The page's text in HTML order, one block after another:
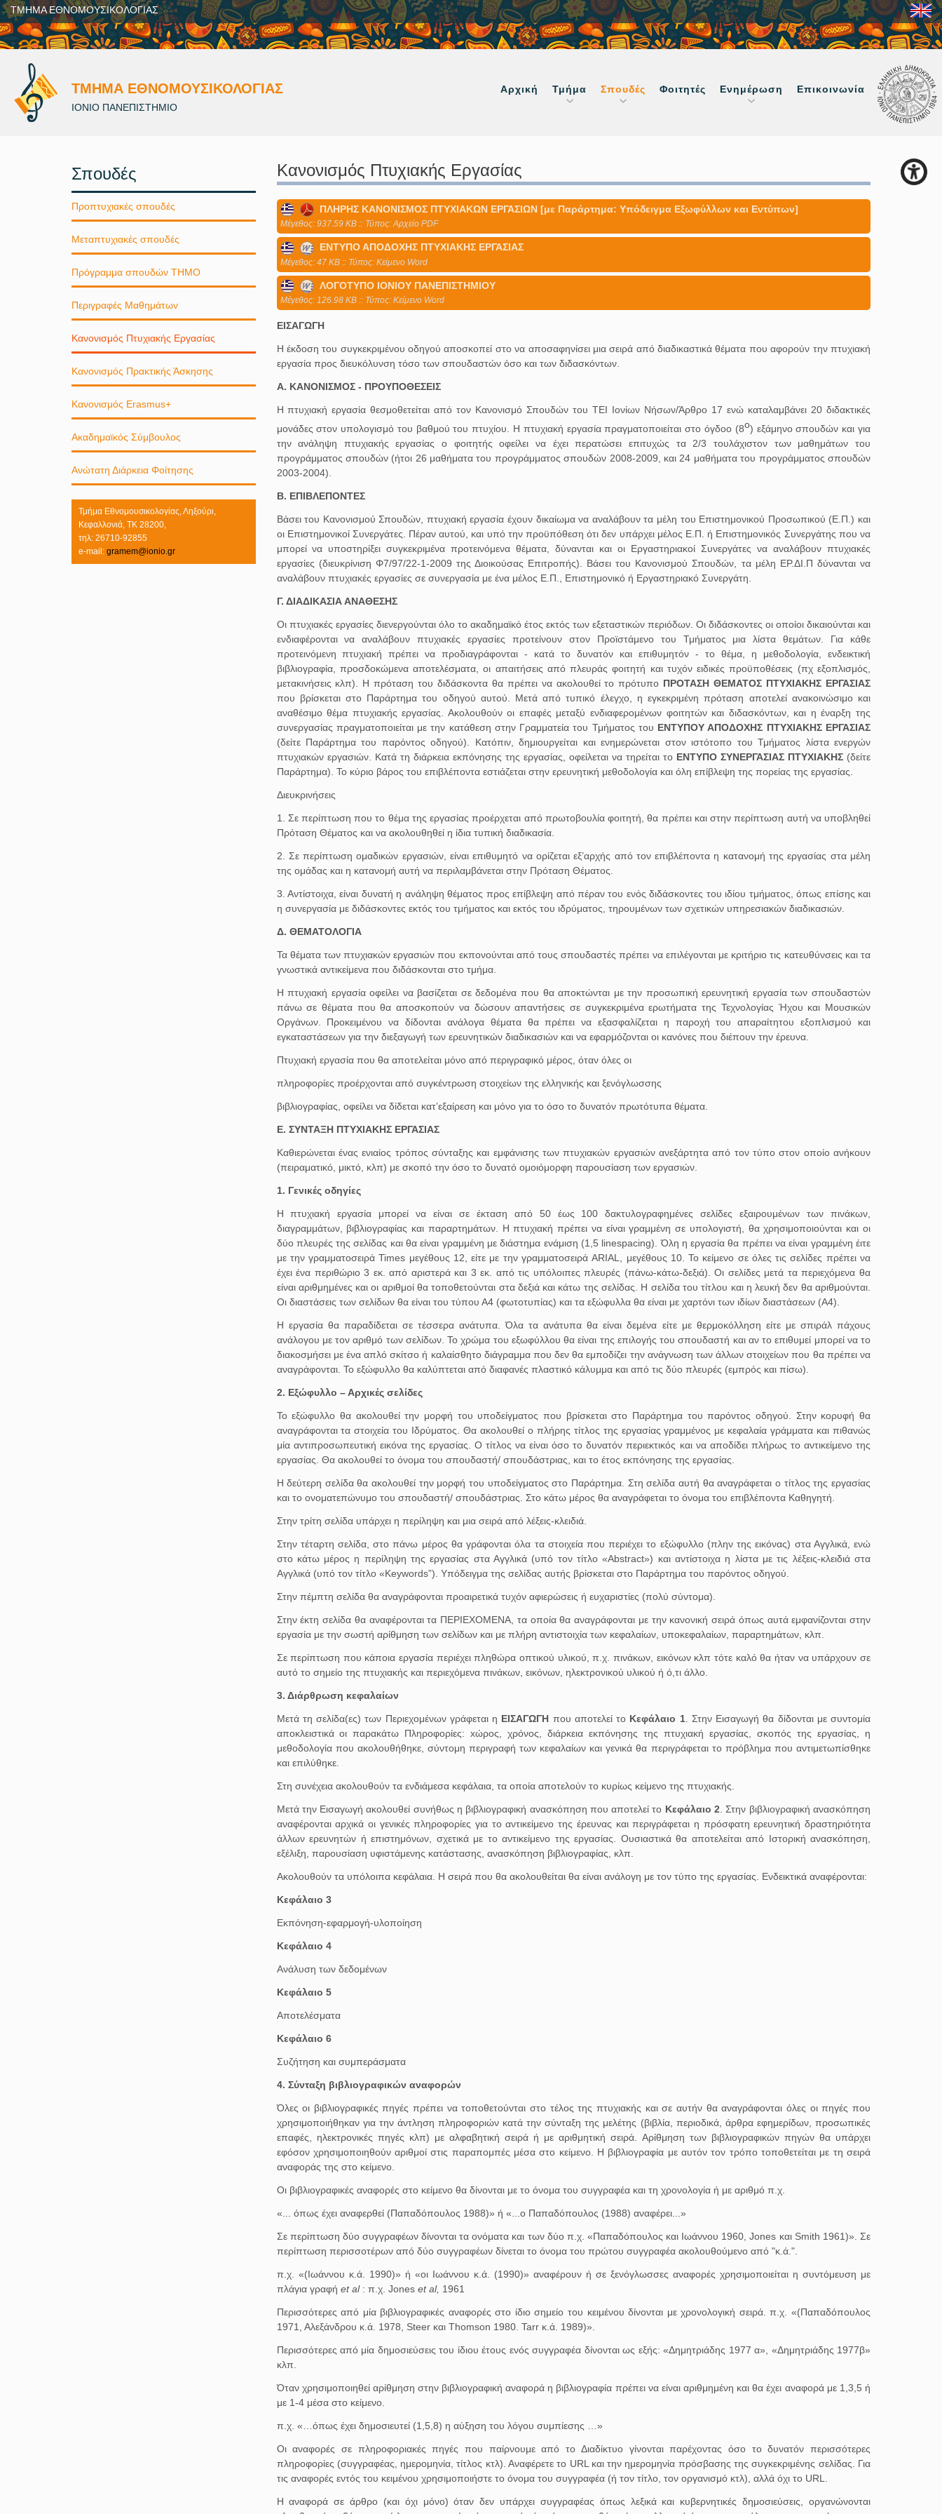
ΤΜΗΜΑ ΕΘΝΟΜΟΥΣΙΚΟΛΟΓΙΑΣ
ΤΜΗΜΑ ΕΘΝΟΜΟΥΣΙΚΟΛΟΓΙΑΣ
ΙΟΝΙΟ ΠΑΝΕΠΙΣΤΗΜΙΟ
Αρχική Τμήμα Σπουδές Φοιτητές Ενημέρωση Επικοινωνία
Κανονισμός Πτυχιακής Εργασίας
ΠΛΗΡΗΣ ΚΑΝΟΝΙΣΜΟΣ ΠΤΥΧΙΑΚΩΝ ΕΡΓΑΣΙΩΝ [με Παράρτημα: Υπόδειγμα Εξωφύλλων και Εντύπων]
Mέγεθος: 937.59 KB :: Τύπος: Αρχείο PDF
ΕΝΤΥΠΟ ΑΠΟΔΟΧΗΣ ΠΤΥΧΙΑΚΗΣ ΕΡΓΑΣΙΑΣ
Mέγεθος: 47 KB :: Τύπος: Kείμενο Word
ΛΟΓΟΤΥΠΟ ΙΟΝΙΟΥ ΠΑΝΕΠΙΣΤΗΜΙΟΥ
Mέγεθος: 126.98 KB :: Τύπος: Kείμενο Word
ΕΙΣΑΓΩΓΗ
Η έκδοση του συγκεκριμένου οδηγού αποσκοπεί στο να αποσαφηνίσει μια σειρά από διαδικαστικά θέματα που αφορούν την πτυχιακή
εργασία προς διευκόλυνση τόσο των σπουδαστών όσο και των διδασκόντων.
Α. ΚΑΝΟΝΙΣΜΟΣ - ΠΡΟΥΠΟΘΕΣΕΙΣ
Η πτυχιακή εργασία θεσμοθετείται από τον Κανονισμό Σπουδών του ΤΕΙ Ιονίων Νήσων/Άρθρο 17 ενώ καταλαμβάνει 20 διδακτικές
μονάδες στον υπολογισμό του βαθμού του πτυχίου. Η πτυχιακή εργασία πραγματοποιείται στο όγδοο (8ο) εξάμηνο σπουδών και για
την ανάληψη πτυχιακής εργασίας ο φοιτητής οφείλει να έχει περατώσει επιτυχώς τα 2/3 τουλάχιστον των μαθημάτων του
προγράμματος σπουδών (ήτοι 26 μαθήματα του προγράμματος σπουδών 2008-2009, και 24 μαθήματα του προγράμματος σπουδών
2003-2004).
Β. ΕΠΙΒΛΕΠΟΝΤΕΣ
Βάσει του Κανονισμού Σπουδών, πτυχιακή εργασία έχουν δικαίωμα να αναλάβουν τα μέλη του Επιστημονικού Προσωπικού (Ε.Π.) και
οι Επιστημονικοί Συνεργάτες. Πέραν αυτού, και υπό την προϋπόθεση ότι δεν υπάρχει μέλος Ε.Π. ή Επιστημονικός Συνεργάτης που να
μπορεί να υποστηρίξει συγκεκριμένα προτεινόμενα θέματα, δύνανται και οι Εργαστηριακοί Συνεργάτες να αναλάβουν πτυχιακές
εργασίες (διευκρίνιση Φ7/97/22-1-2009 της Διοικούσας Επιτροπής). Βάσει του Κανονισμού Σπουδών, τα μέλη ΕΡ.ΔΙ.Π δύνανται να
αναλάβουν πτυχιακές εργασίες σε συνεργασία με ένα μέλος Ε.Π., Επιστημονικό ή Εργαστηριακό Συνεργάτη.
Γ. ΔΙΑΔΙΚΑΣΙΑ ΑΝΑΘΕΣΗΣ
Οι πτυχιακές εργασίες διενεργούνται όλο το ακαδημαϊκό έτος εκτός των εξεταστικών περιόδων. Οι διδάσκοντες οι οποίοι δικαιούνται και
ενδιαφέρονται να αναλάβουν πτυχιακές εργασίες προτείνουν στον Προϊστάμενο του Τμήματος μια λίστα θεμάτων. Για κάθε
προτεινόμενη πτυχιακή πρέπει να προδιαγράφονται - κατά το δυνατόν και επιθυμητόν - το θέμα, η μεθοδολογία, ενδεικτική
βιβλιογραφία, προσδοκώμενα αποτελέσματα, οι απαιτήσεις από πλευράς φοιτητή και τυχόν ειδικές προϋποθέσεις (πχ εξοπλισμός,
μετακινήσεις κλπ). Η πρόταση του διδάσκοντα θα πρέπει να ακολουθεί το πρότυπο ΠΡΟΤΑΣΗ ΘΕΜΑΤΟΣ ΠΤΥΧΙΑΚΗΣ ΕΡΓΑΣΙΑΣ
που βρίσκεται στο Παράρτημα του οδηγού αυτού. Μετά από τυπικό έλεγχο, η εγκεκριμένη πρόταση αποτελεί ανακοινώσιμο και
αναθέσιμο θέμα πτυχιακής εργασίας. Ακολουθούν οι επαφές μεταξύ ενδιαφερομένων φοιτητών και διδασκόντων, και η έναρξη της
συνεργασίας πραγματοποιείται με την κατάθεση στην Γραμματεία του Τμήματος του ΕΝΤΥΠΟΥ ΑΠΟΔΟΧΗΣ ΠΤΥΧΙΑΚΗΣ ΕΡΓΑΣΙΑΣ
(δείτε Παράρτημα του παρόντος οδηγού). Κατόπιν, δημιουργείται και ενημερώνεται στον ιστότοπο του Τμήματος λίστα ενεργών
πτυχιακών εργασιών. Κατά τη διάρκεια εκπόνησης της εργασίας, οφείλεται να τηρείται το ΕΝΤΥΠΟ ΣΥΝΕΡΓΑΣΙΑΣ ΠΤΥΧΙΑΚΗΣ (δείτε
Παράρτημα). Το κύριο βάρος του επιβλέποντα εστιάζεται στην ερευνητική μεθοδολογία και όλη επίβλεψη της πορείας της εργασίας.
Διευκρινήσεις
1. Σε περίπτωση που το θέμα της εργασίας προέρχεται από πρωτοβουλία φοιτητή, θα πρέπει και στην περίπτωση αυτή να υποβληθεί
Πρόταση Θέματος και να ακολουθηθεί η ίδια τυπική διαδικασία.
2. Σε περίπτωση ομαδικών εργασιών, είναι επιθυμητό να ορίζεται εξ’αρχής από τον επιβλέποντα η κατανομή της εργασίας στα μέλη
της ομάδας και η κατανομή αυτή να περιλαμβάνεται στην Πρόταση Θέματος.
3. Αντίστοιχα, είναι δυνατή η ανάληψη θέματος προς επίβλεψη από πέραν του ενός διδάσκοντες του ιδίου τμήματος, όπως επίσης και
η συνεργασία με διδάσκοντες εκτός του τμήματος και εκτός του ιδρύματος, τηρουμένων των σχετικών υπηρεσιακών διαδικασιών.
Δ. ΘΕΜΑΤΟΛΟΓΙΑ
Τα θέματα των πτυχιακών εργασιών που εκπονούνται από τους σπουδαστές πρέπει να επιλέγονται με κριτήριο τις κατευθύνσεις και τα
γνωστικά αντικείμενα που διδάσκονται στο τμήμα.
Η πτυχιακή εργασία οφείλει να βασίζεται σε δεδομένα που θα αποκτώνται με την προσωπική ερευνητική εργασία των σπουδαστών
πάνω σε θέματα που θα αποσκοπούν να δώσουν απαντήσεις σε συγκεκριμένα ερωτήματα της Τεχνολογίας Ήχου και Μουσικών
Οργάνων. Προκειμένου να δίδονται ανάλογα θέματα θα πρέπει να εξασφαλίζεται η παροχή του απαραίτητου εξοπλισμού και
εγκαταστάσεων για την διεξαγωγή των ερευνητικών διαδικασιών και να εφαρμόζονται οι κανόνες που διέπουν την έρευνα.
Πτυχιακή εργασία που θα αποτελείται μόνο από περιγραφικό μέρος, όταν όλες οι
πληροφορίες προέρχονται από συγκέντρωση στοιχείων της ελληνικής και ξενόγλωσσης
βιβλιογραφίας, οφείλει να δίδεται κατ’εξαίρεση και μόνο για το όσο το δυνατόν πρωτότυπα θέματα.
Ε. ΣΥΝΤΑΞΗ ΠΤΥΧΙΑΚΗΣ ΕΡΓΑΣΙΑΣ
Καθιερώνεται ένας ενιαίος τρόπος σύνταξης και εμφάνισης των πτυχιακών εργασιών ανεξάρτητα από τον τύπο στον οποίο ανήκουν
(πειραματικό, μικτό, κλπ) με σκοπό την όσο το δυνατό ομοιόμορφη παρουσίαση των εργασιών.
1. Γενικές οδηγίες
Η πτυχιακή εργασία μπορεί να είναι σε έκταση από 50 έως 100 δακτυλογραφημένες σελίδες εξαιρουμένων των πινάκων,
διαγραμμάτων, βιβλιογραφίας και παραρτημάτων. Η πτυχιακή πρέπει να είναι γραμμένη σε υπολογιστή, θα χρησιμοποιούνται και οι
δύο πλευρές της σελίδας και θα είναι γραμμένη με διάστημα ενάμιση (1,5 linespacing). Όλη η εργασία θα πρέπει να είναι γραμμένη έιτε
με την γραμματοσειρά Times μεγέθους 12, είτε με την γραμματοσειρά ARIAL, μεγέθους 10. Το κείμενο σε όλες τις σελίδες πρέπει να
έχει ένα περιθώριο 3 εκ. από αριστερά και 3 εκ. από τις υπόλοιπες πλευρές (πάνω-κάτω-δεξιά). Οι σελίδες μετά τα περιεχόμενα θα
είναι αριθμημένες και οι αριθμοί θα τοποθετούνται στα δεξιά και κάτω της σελίδας. Η σελίδα του τίτλου και η λευκή δεν θα αριθμούνται.
Οι διαστάσεις των σελίδων θα είναι του τύπου Α4 (φωτοτυπίας) και τα εξώφυλλα θα είναι με χαρτόνι των ιδίων διαστάσεων (Α4).
Η εργασία θα παραδίδεται σε τέσσερα ανάτυπα. Όλα τα ανάτυπα θα είναι δεμένα είτε με θερμοκόλληση είτε με σπιράλ πάχους
ανάλογου με τον αριθμό των σελίδων. Το χρώμα του εξωφύλλου θα είναι της επιλογής του σπουδαστή και αν το επιθυμεί μπορεί να το
διακοσμήσει με ένα απλό σκίτσο ή καλαίσθητο διάγραμμα που δεν θα εμποδίζει την ανάγνωση των άλλων στοιχείων που θα πρέπει να
αναγράφονται. Το εξώφυλλο θα καλύπτεται από διαφανές πλαστικό κάλυμμα και από τις δύο πλευρές (εμπρός και πίσω).
2. Εξώφυλλο – Αρχικές σελίδες
Το εξώφυλλο θα ακολουθεί την μορφή του υποδείγματος που βρίσκεται στο Παράρτημα του παρόντος οδηγού. Στην κορυφή θα
αναγράφονται τα στοιχεία του Ιδρύματος. Θα ακολουθεί ο πλήρης τίτλος της εργασίας γραμμένος με κεφαλαία γράμματα και πιθανώς
μία αντιπροσωπευτική εικόνα της εργασίας. Ο τίτλος να είναι όσο το δυνατόν περιεκτικός και να αποδίδει πλήρως το αντικείμενο της
εργασίας. Θα ακολουθεί το όνομα του σπουδαστή/ σπουδάστριας, και το έτος εκπόνησης της εργασίας.
Η δεύτερη σελίδα θα ακολουθεί την μορφή του υποδείγματος στο Παράρτημα. Στη σελίδα αυτή θα αναγράφεται ο τίτλος της εργασίας
και το ονοματεπώνυμο του σπουδαστή/ σπουδάστριας. Στο κάτω μέρος θα αναγράφεται το όνομα του επιβλέποντα Καθηγητή.
Στην τρίτη σελίδα υπάρχει η περίληψη και μια σειρά από λέξεις-κλειδιά.
Στην τέταρτη σελίδα, στο πάνω μέρος θα γράφονται όλα τα στοιχεία που περιέχει το εξώφυλλο (πλην της εικόνας) στα Αγγλικά, ενώ
στο κάτω μέρος η περίληψη της εργασίας στα Αγγλικά (υπό τον τίτλο «Αbstract») και αντίστοιχα η λίστα με τις λέξεις-κλειδιά στα
Αγγλικά (υπό τον τίτλο «Keywords”). Υπόδειγμα της σελίδας αυτής βρίσκεται στο Παράρτημα του παρόντος οδηγού.
Στην πέμπτη σελίδα θα αναγράφονται προαιρετικά τυχόν αφιερώσεις ή ευχαριστίες (πολύ σύντομα).
Στην έκτη σελίδα θα αναφέρονται τα ΠΕΡΙΕΧΟΜΕΝΑ, τα οποία θα αναγράφονται με την κανονική σειρά όπως αυτά εμφανίζονται στην
εργασία με την σωστή αρίθμηση των σελίδων και με πλήρη αντιστοιχία των κεφαλαίων, υποκεφαλαίων, παραρτημάτων, κλπ.
Σε περίπτωση που κάποια εργασία περιέχει πληθώρα οπτικού υλικού, π.χ. πινάκων, εικόνων κλπ τότε καλό θα ήταν να υπάρχουν σε
αυτό το σημείο της πτυχιακής και περιεχόμενα πινάκων, εικόνων, ηλεκτρονικού υλικού ή ό,τι άλλο.
3. Διάρθρωση κεφαλαίων
Μετά τη σελίδα(ες) των Περιεχομένων γράφεται η ΕΙΣΑΓΩΓΗ που αποτελεί το Κεφάλαιο 1. Στην Εισαγωγή θα δίδονται με συντομία
αποκλειστικά οι παρακάτω Πληροφορίες: xώρος, χρόνος, διάρκεια εκπόνησης της πτυχιακή εργασίας, σκοπός της εργασίας, η
μεθοδολογία που ακολουθήθηκε, σύντομη περιγραφή των κεφαλαίων και γενικά θα περιγράφεται το πρόβλημα που αντιμετωπίσθηκε
και επιλύθηκε.
Στη συνέχεια ακολουθούν τα ενδιάμεσα κεφάλαια, τα οποία αποτελούν το κυρίως κείμενο της πτυχιακής.
Μετά την Εισαγωγή ακολουθεί συνήθως η βιβλιογραφική ανασκόπηση που αποτελεί το Κεφάλαιο 2 . Στην βιβλιογραφική ανασκόπηση
αναφέρονται αρχικά οι γενικές πληροφορίες για το αντικείμενο της έρευνας και περιγράφεται η πρόσφατη ερευνητική δραστηριότητα
άλλων ερευνητών ή επιστημόνων, σχετικά με το αντικείμενο της εργασίας. Ουσιαστικά θα αποτελείται από Ιστορική ανασκόπηση,
εξέλιξη, παρουσίαση υφιστάμενης κατάστασης, ανασκόπηση βιβλιογραφίας, κλπ.
Ακολουθούν τα υπόλοιπα κεφάλαια. Η σειρά που θα ακολουθείται θα είναι ανάλογη με τον τύπο της εργασίας. Ενδεικτικά αναφέρονται:
Κεφάλαιο 3
Εκπόνηση-εφαρμογή-υλοποίηση
Κεφάλαιο 4
Ανάλυση των δεδομένων
Κεφάλαιο 5
Αποτελέσματα
Κεφάλαιο 6
Συζήτηση και συμπεράσματα
4. Σύνταξη βιβλιογραφικών αναφορών
Όλες οι βιβλιογραφικές πηγές πρέπει να τοποθετούνται στο τέλος της πτυχιακής και σε αυτήν θα αναγράφονται όλες οι πηγές που
χρησιμοποιήθηκαν για την άντληση πληροφοριών κατά την σύνταξη της μελέτης (βιβλία, περιοδικά, άρθρα εφημερίδων, προσωπικές
επαφές, ηλεκτρονικές πηγές κλπ) με αλφαβητική σειρά ή με αριθμητική σειρά. Αρίθμηση των βιβλιογραφικών πηγών θα υπάρχει
εφόσον χρησιμοποιηθούν αριθμοί στις παραπομπές μέσα στο κείμενο. Η βιβλιογραφία με αυτόν τον τρόπο τοποθετείται με τη σειρά
αναφοράς της στο κείμενο.
Οι βιβλιογραφικές αναφορές στο κείμενο θα δίνονται με το όνομα του συγγραφέα και τη χρονολογία ή με αριθμό π.χ.
«... όπως έχει αναφερθεί (Παπαδόπουλος 1988)» ή «...ο Παπαδόπουλος (1988) αναφέρει...»
Σε περίπτωση δύο συγγραφέων δίνονται τα ονόματα και των δύο π.χ. «Παπαδόπουλος και Ιωάννου 1960, Jones και Smith 1961)». Σε
περίπτωση περισσοτέρων από δύο συγγραφέων δίνεται το όνομα του πρώτου συγγραφέα ακολουθούμενο από "κ.ά.".
π.χ. «(Ιωάννου κ.ά. 1990)» ή «οι Ιωάννου κ.ά. (1990)» αναφέρουν ή σε ξενόγλωσσες αναφορές χρησιμοποιείται η συντόμευση με
πλάγια γραφή et al : π.χ. Jones et al, 1961
Περισσότερες από μία βιβλιογραφικές αναφορές στο ίδιο σημείο του κειμένου δίνονται με χρονολογική σειρά. π.χ. «(Παπαδόπουλος
1971, Αλεξάνδρου κ.ά. 1978, Steer και Thomson 1980. Tarr κ.ά. 1989)».
Περισσότερες από μία δημοσιεύσεις του ίδιου έτους ενός συγγραφέα δίνονται ως εξής: «Δημητριάδης 1977 α», «Δημητριάδης 1977β»
κλπ.
Όταν χρησιμοποιηθεί αρίθμηση στην βιβλιογραφική αναφορά η βιβλιογραφία πρέπει να είναι αριθμημένη και θα έχει αναφορά με 1,3,5 ή
με 1-4 μέσα στο κείμενο.
π.χ. «…όπως έχει δημοσιευτεί (1,5,8) η αύξηση του λόγου συμπίεσης …»
Οι αναφορές σε πληροφοριακές πηγές που παίρνουμε από το Διαδίκτυο γίνονται παρέχοντας όσο το δυνατόν περισσότερες
πληροφορίες (συγγραφέας, ημερομηνία, τίτλος κτλ). Αναφέρετε το URL και την ημερομηνία πρόσβασης της συγκεκριμένης σελίδας. Για
τις αναφορές εντός του κειμένου χρησιμοποιήστε το όνομα του συγγραφέα (ή τον τίτλο, τον οργανισμό κτλ), αλλά όχι το URL.
Η αναφορά σε άρθρο (και όχι μόνο) όταν δεν υπάρχει συγγραφέας όπως λεξικά και κυβερνητικές δημοσιεύσεις, οργανώνονται
Σπουδές
Προπτυχιακές σπουδές
Μεταπτυχιακές σπουδές
Πρόγραμμα σπουδών ΤΗΜΟ
Περιγραφές Μαθημάτων
Κανονισμός Πτυχιακής Εργασίας
Κανονισμός Πρακτικής Άσκησης
Κανονισμός Erasmus+
Ακαδημαϊκός Σύμβουλος
Ανώτατη Διάρκεια Φοίτησης
Τμήμα Εθνομουσικολογίας, Ληξούρι,
Κεφαλλονιά, ΤΚ 28200,
τηλ: 26710-92855
e-mail: gramem@ionio.gr